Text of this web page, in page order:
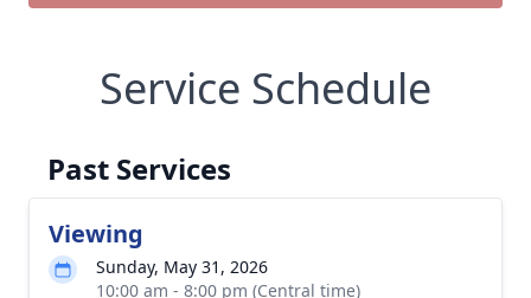
Service Schedule
Past Services
Viewing
Sunday, May 31, 2026
10:00 am - 8:00 pm (Central time)